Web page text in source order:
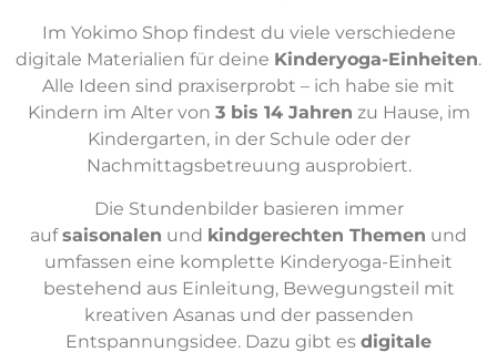
Im Yokimo Shop findest du viele verschiedene
digitale Materialien für deine Kinderyoga-Einheiten.
Alle Ideen sind praxiserprobt – ich habe sie mit
Kindern im Alter von 3 bis 14 Jahren zu Hause, im
Kindergarten, in der Schule oder der
Nachmittagsbetreuung ausprobiert.
Die Stundenbilder basieren immer
aufsaisonalen und kindgerechten Themen und
umfassen eine komplette Kinderyoga-Einheit
bestehend aus Einleitung, Bewegungsteil mit
kreativen Asanas und der passenden
Entspannungsidee. Dazu gibt es digitale